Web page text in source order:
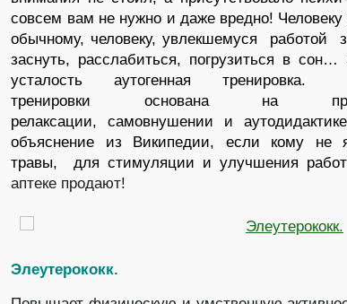
совсем вам не нужно и даже вредно!
обычному, человеку, увлекшемуся работой
заснуть, расслабиться, погрузиться в
усталость аутогенная
тренировки основана на
релаксации, самовнушении и
объяснение из Википедии, если кому не
травы, для стимуляции и улучшения
аптеке продают!
Элеутерококк.